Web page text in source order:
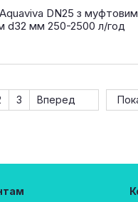
DN25 з муфтовим
d32 мм 250-2500 л/год
3 Вперед